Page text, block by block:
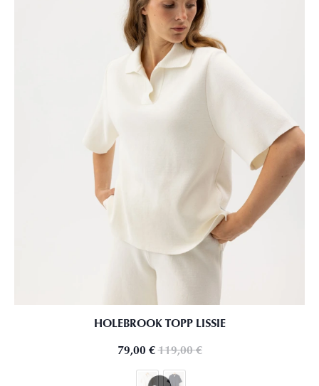
HOLEBROOK TOPP LISSIE
79,00 €119,00€